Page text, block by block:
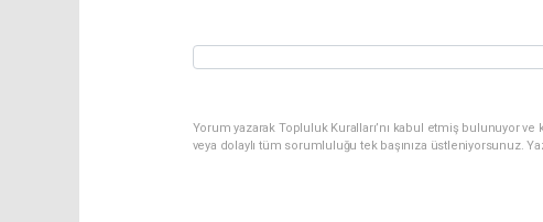
Yorum yazarak Topluluk Kuralları’nı kabul etmiş bulunuyor
veya dolaylı tüm sorumluluğu tek başınıza üstleniyorsunuz.